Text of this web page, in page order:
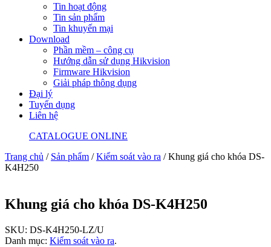
Tin hoạt động
Tin sản phẩm
Tin khuyến mại
Download
Phần mềm – công cụ
Hướng dẫn sử dụng Hikvision
Firmware Hikvision
Giải pháp thông dụng
Đại lý
Tuyển dụng
Liên hệ
CATALOGUE ONLINE
Trang chủ / Sản phẩm /Kiểm soát vào ra / Khung giá cho khóa DS-
K4H250
Khung giá cho khóa DS-K4H250
SKU: DS-K4H250-LZ/U
Danh mục: Kiểm soát vào ra.